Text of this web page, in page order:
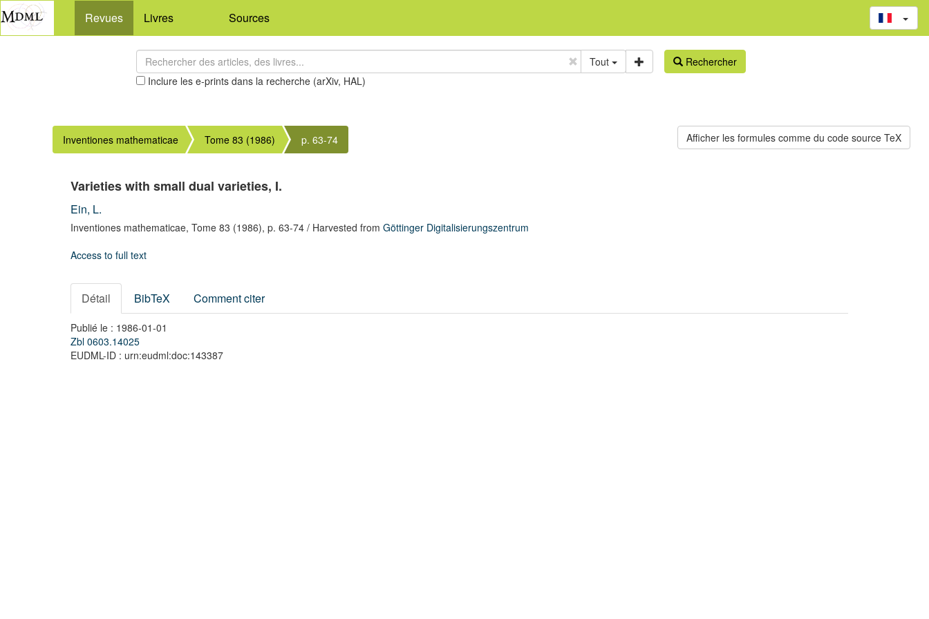
Revues Livres Sources
Tout
Inclure les e-prints dans la recherche (arXiv, HAL)
Rechercher
Inventiones mathematicae Tome 83 (1986) p. 63-74
Varieties with small dual varieties, I.
Ein, L.
Inventiones mathematicae, Tome 83 (1986), p. 63-74 / Harvested from Göttinger Digitalisierungszentrum
Access to full text
Détail BibTeX Comment citer
Publié le : 1986-01-01
Zbl 0603.14025
EUDML-ID : urn:eudml:doc:143387